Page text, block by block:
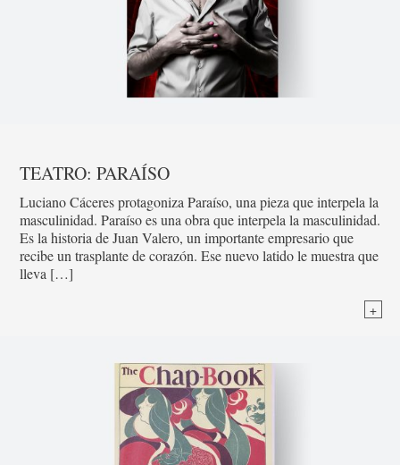
TEATRO: PARAÍSO
Luciano Cáceres protagoniza Paraíso, una pieza que interpela la
masculinidad. Paraíso es una obra que interpela la masculinidad.
Es la historia de Juan Valero, un importante empresario que
recibe un trasplante de corazón. Ese nuevo latido le muestra que
lleva […]
+